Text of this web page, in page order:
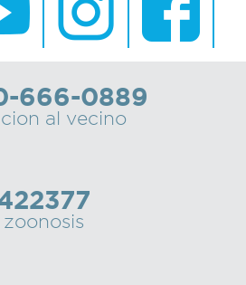
666-0889
al vecino
zoonosis